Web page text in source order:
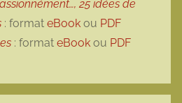
25 idées de
: format eBook ou PDF
: format eBook ou PDF